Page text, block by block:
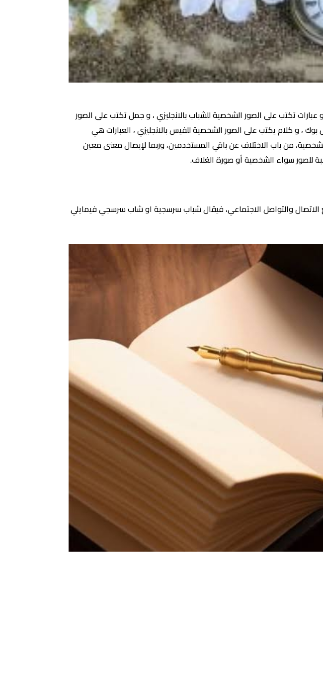
تكتب على الصور الشخصية للشباب بالانجليزي ، و جمل تكتب على الصور
، و كلام يكتب على الصور الشخصية للفيس بالانجليزي ، العبارات هي
من باب الاختلاف عن باقي المستخدمين، وربما لإيصال معنى معين
للصور سواء الشخصية أو صورة الغلاف.
الاتصال والتواصل الاجتماعي، فيقال شباب سرسجية او شاب سرسجي فيمايلي